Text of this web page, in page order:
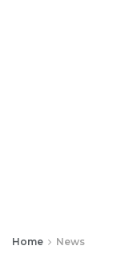
Home News